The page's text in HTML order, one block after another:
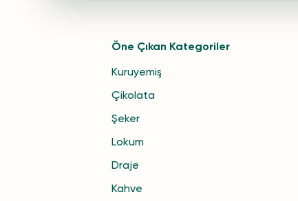
Öne Çıkan Kategoriler
Kuruyemiş
Çikolata
Şeker
Lokum
Draje
Kahve